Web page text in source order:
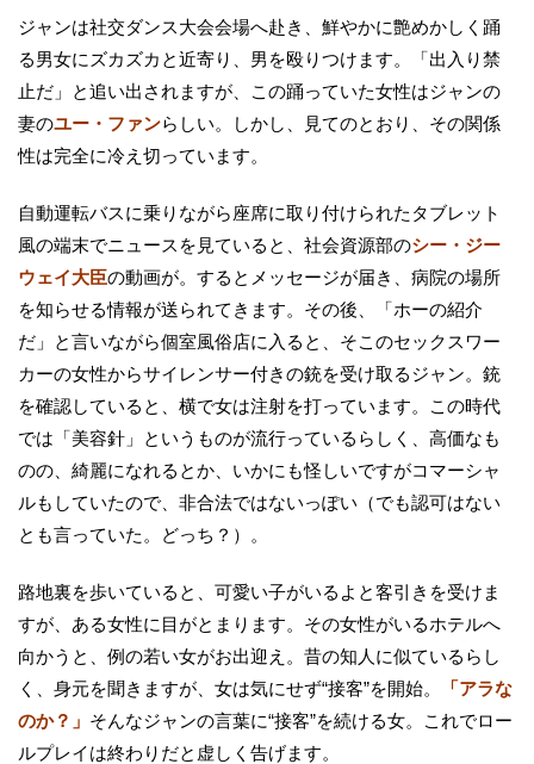
ジャンは社交ダンス大会会場へ赴き、鮮やかに艶めかしく踊
る男女にズカズカと近寄り、男を殴りつけます。「出入り禁
止だ」と追い出されますが、この踊っていた女性はジャンの
妻のユー・ファンらしい。しかし、見てのとおり、その関係
性は完全に冷え切っています。
自動運転バスに乗りながら座席に取り付けられたタブレット
風の端末でニュースを見ていると、社会資源部のシー・ジー
ウェイ大臣の動画が。するとメッセージが届き、病院の場所
を知らせる情報が送られてきます。その後、「ホーの紹介
だ」と言いながら個室風俗店に入ると、そこのセックスワー
カーの女性からサイレンサー付きの銃を受け取るジャン。銃
を確認していると、横で女は注射を打っています。この時代
では「美容針」というものが流行っているらしく、高価なも
のの、綺麗になれるとか、いかにも怪しいですがコマーシャ
ルもしていたので、非合法ではないっぽい（でも認可はない
とも言っていた。どっち？）。
路地裏を歩いていると、可愛い子がいるよと客引きを受けま
すが、ある女性に目がとまります。その女性がいるホテルへ
向かうと、例の若い女がお出迎え。昔の知人に似ているらし
く、身元を聞きますが、女は気にせず“接客”を開始。
「アラな
のか？」 そんなジャンの言葉に“接客”を続ける女。これでロー
ルプレイは終わりだと虚しく告げます。